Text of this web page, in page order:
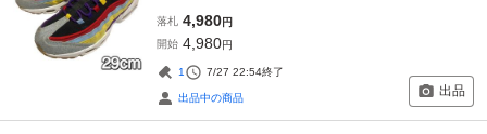
落札 4,980円
開始 4,980円
1 7/27 22:54終了
出品中の商品 出品